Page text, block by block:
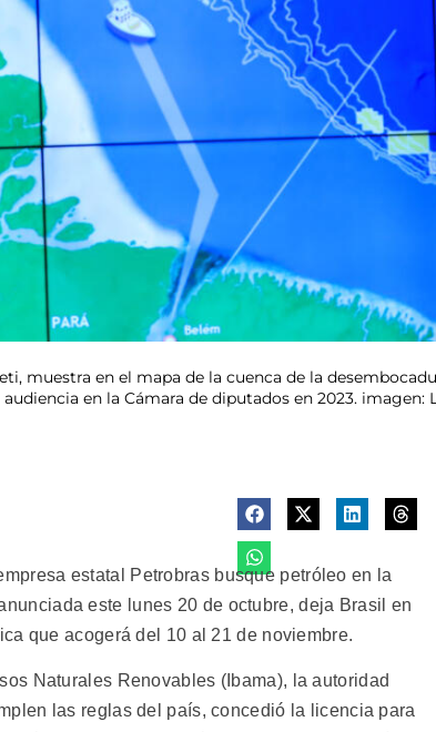
muestra en el mapa de la cuenca de la
en la Cámara de diputados en 2023. imagen:
estatal Petrobras busque petróleo en la
este lunes 20 de octubre, deja Brasil en
que acogerá del 10 al 21 de noviembre.
Naturales Renovables (Ibama), la autoridad
las reglas del país, concedió la licencia para